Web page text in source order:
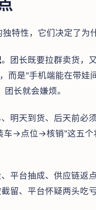
特性，它们决定了为
。团长既要拉群卖货，
而是"手机端能在带娃
长就会嫌烦。
、明天到货、后天前
→点位→核销"这五个
平台抽成、供应链返
留、平台怀疑两头吃亏